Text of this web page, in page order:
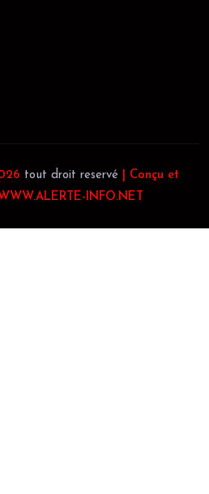
tout droit reservé
| Conçu et
INFO.NET